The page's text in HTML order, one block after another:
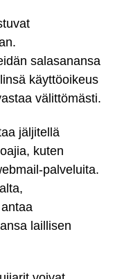
salasanansa
käyttöoikeus
välittömästi.
jäljitellä
kuten
palveluita.
laillisen